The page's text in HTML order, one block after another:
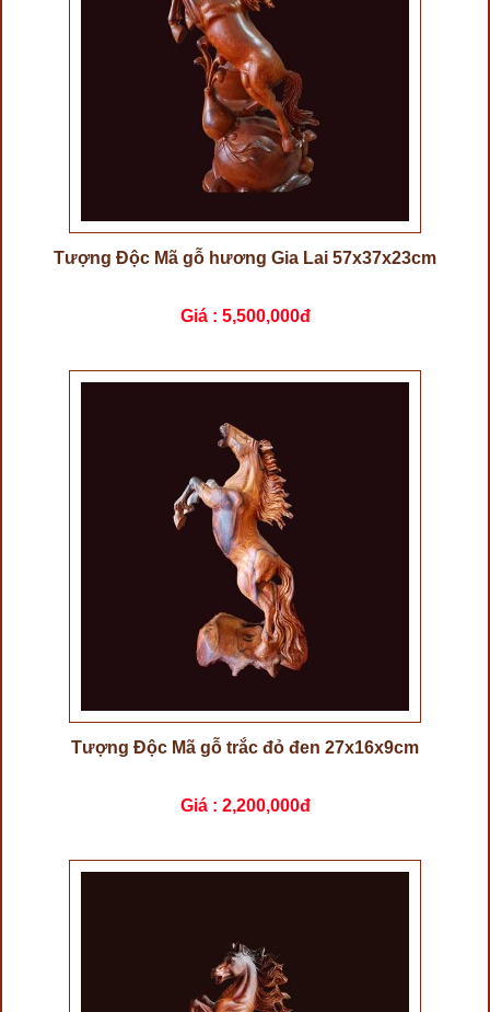
Tượng Độc Mã gỗ hương Gia Lai 57x37x23cm
Giá : 5,500,000đ
Tượng Độc Mã gỗ trắc đỏ đen 27x16x9cm
Giá : 2,200,000đ